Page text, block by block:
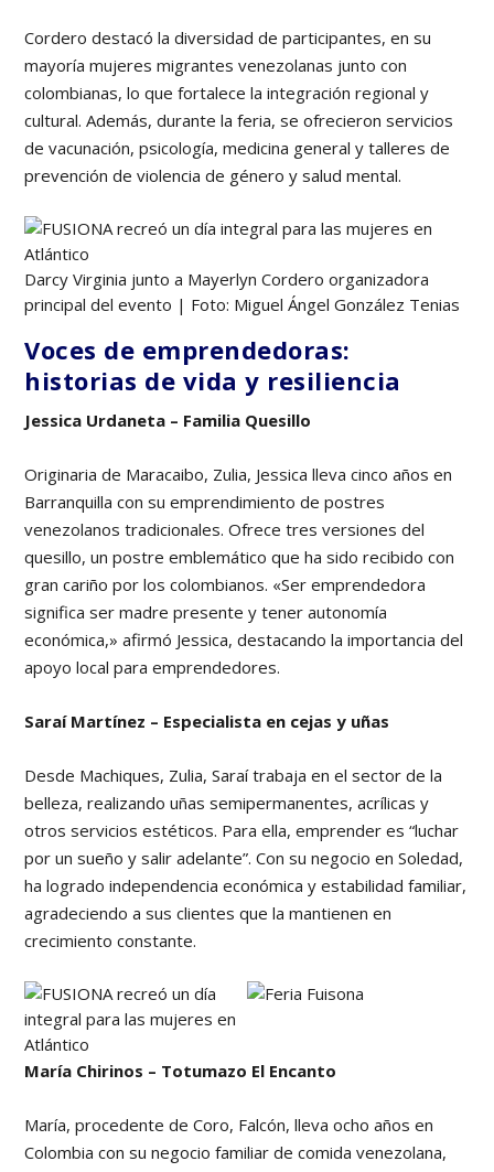
Cordero destacó la diversidad de participantes, en su
mayoría mujeres migrantes venezolanas junto con
colombianas, lo que fortalece la integración regional y
cultural. Además, durante la feria, se ofrecieron servicios
de vacunación, psicología, medicina general y talleres de
prevención de violencia de género y salud mental.
Darcy Virginia junto a Mayerlyn Cordero organizadora
principal del evento | Foto: Miguel Ángel González Tenias
Voces de emprendedoras:
historias de vida y resiliencia
Jessica Urdaneta – Familia Quesillo
Originaria de Maracaibo, Zulia, Jessica lleva cinco años en
Barranquilla con su emprendimiento de postres
venezolanos tradicionales. Ofrece tres versiones del
quesillo, un postre emblemático que ha sido recibido con
gran cariño por los colombianos. «Ser emprendedora
significa ser madre presente y tener autonomía
económica,» afirmó Jessica, destacando la importancia del
apoyo local para emprendedores.
Saraí Martínez – Especialista en cejas y uñas
Desde Machiques, Zulia, Saraí trabaja en el sector de la
belleza, realizando uñas semipermanentes, acrílicas y
otros servicios estéticos. Para ella, emprender es “luchar
por un sueño y salir adelante”. Con su negocio en Soledad,
ha logrado independencia económica y estabilidad familiar,
agradeciendo a sus clientes que la mantienen en
crecimiento constante.
María Chirinos – Totumazo El Encanto
María, procedente de Coro, Falcón, lleva ocho años en
Colombia con su negocio familiar de comida venezolana,